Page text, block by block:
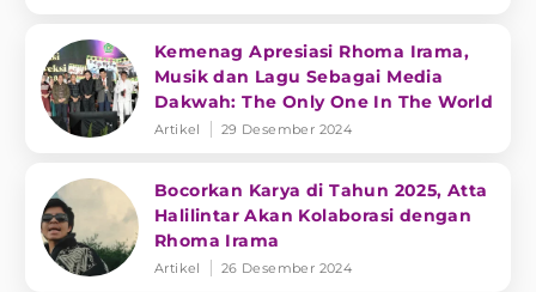
Kemenag Apresiasi Rhoma Irama,
Musik dan Lagu Sebagai Media
Dakwah: The Only One In The World
Artikel 29 Desember 2024
Bocorkan Karya di Tahun 2025, Atta
Halilintar Akan Kolaborasi dengan
Rhoma Irama
Artikel 26 Desember 2024